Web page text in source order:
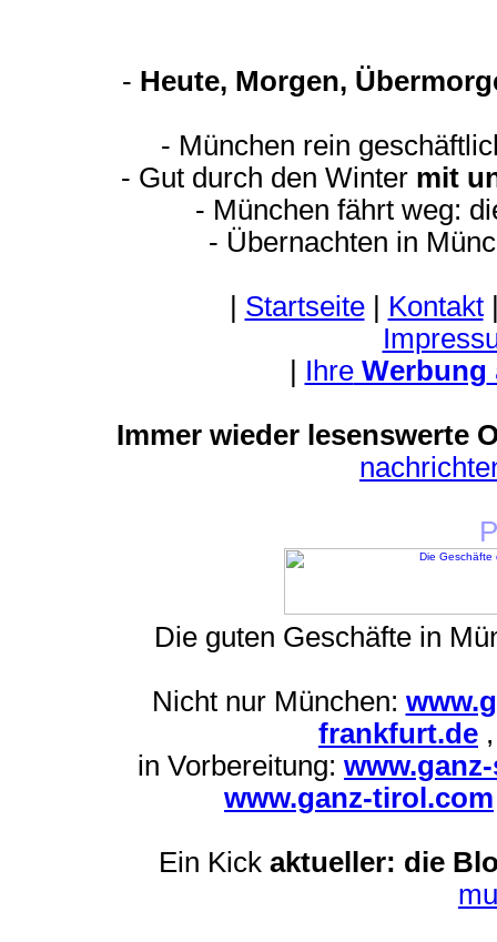
- Heute, Morgen,
- München rein
- Gut durch den Winter mit
- München fährt weg:
- Übernachten in
Startseite| Kontakt
IhreWerbung
Immer wieder lesenswerte
Die guten Geschäfte in
Nicht nur München:
frankfurt.de
in Vorbereitung:
www.ganz-tirol.com
Ein Kick aktueller: die